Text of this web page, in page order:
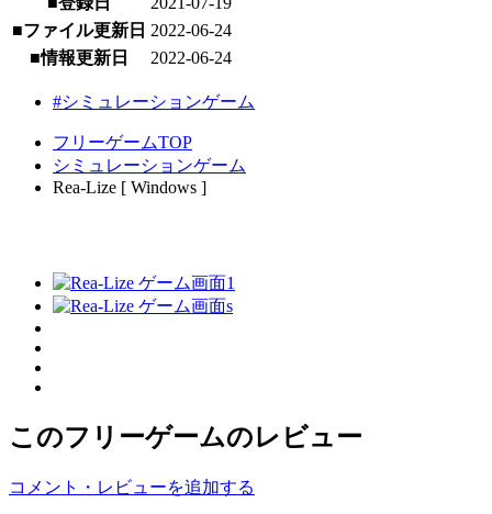
■ファイル更新日 2022-06-24
■情報更新日
2022-06-24
#シミュレーションゲーム
フリーゲームTOP
シミュレーションゲーム
Rea-Lize [ Windows ]
このフリーゲームのレビュー
コメント・レビューを追加する